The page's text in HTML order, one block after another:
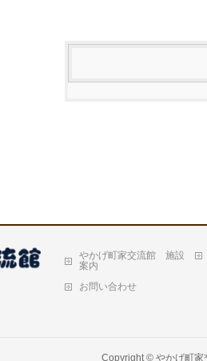
やかげ町家交流館 施設
案内
お問い合わせ
Copyright © やかげ町家